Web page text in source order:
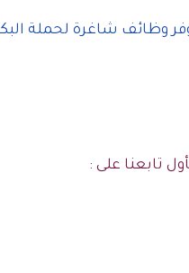
وظائف شاغرة لحملة
تابعنا على :